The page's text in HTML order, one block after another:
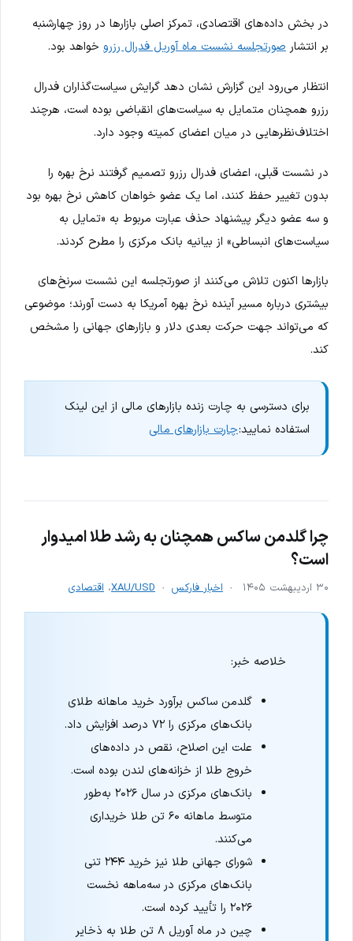
در بخش داده‌های اقتصادی، تمرکز اصلی بازارها در روز چهارشنبه
بر انتشار صورتجلسه نشست ماه آوریل فدرال رزرو خواهد بود.
انتظار می‌رود این گزارش نشان دهد گرایش سیاست‌گذاران فدرال
رزرو همچنان متمایل به سیاست‌های انقباضی بوده است، هرچند
اختلاف‌نظرهایی در میان اعضای کمیته وجود دارد.
در نشست قبلی، اعضای فدرال رزرو تصمیم گرفتند نرخ بهره را
بدون تغییر حفظ کنند، اما یک عضو خواهان کاهش نرخ بهره بود
و سه عضو دیگر پیشنهاد حذف عبارت مربوط به «تمایل به
سیاست‌های انبساطی» از بیانیه بانک مرکزی را مطرح کردند.
بازارها اکنون تلاش می‌کنند از صورتجلسه این نشست سرنخ‌های
بیشتری درباره مسیر آینده نرخ بهره آمریکا به دست آورند؛ موضوعی
که می‌تواند جهت حرکت بعدی دلار و بازارهای جهانی را مشخص
کند.
برای دسترسی به چارت زنده بازارهای مالی از این لینک
استفاده نمایید:چارت بازارهای مالی
چرا گلدمن ساکس همچنان به رشد طلا امیدوار
است؟
۳۰ اردیبهشت ۱۴۰۵ اخبار فارکس XAU/USD، اقتصادی
خلاصه خبر:
گلدمن ساکس برآورد خرید ماهانه طلای
بانک‌های مرکزی را ۷۲ درصد افزایش داد.
علت این اصلاح، نقص در داده‌های
خروج طلا از خزانه‌های لندن بوده است.
بانک‌های مرکزی در سال ۲۰۲۶ به‌طور
متوسط ماهانه ۶۰ تن طلا خریداری
می‌کنند.
شورای جهانی طلا نیز خرید ۲۴۴ تنی
بانک‌های مرکزی در سه‌ماهه نخست
۲۰۲۶ را تأیید کرده است.
چین در ماه آوریل ۸ تن طلا به ذخایر